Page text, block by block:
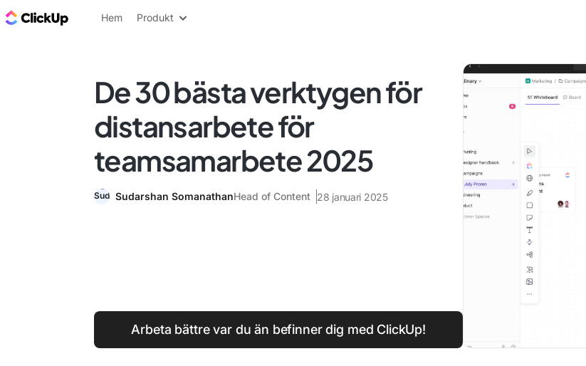
ClickUp-bloggen
Hem Produkt
De 30 bästa verktygen för
distansarbete för
teamsamarbete 2025
Sudarshan SomanathanHead of Content 28 januari 2025
Arbeta bättre var du än befinner dig med ClickUp!